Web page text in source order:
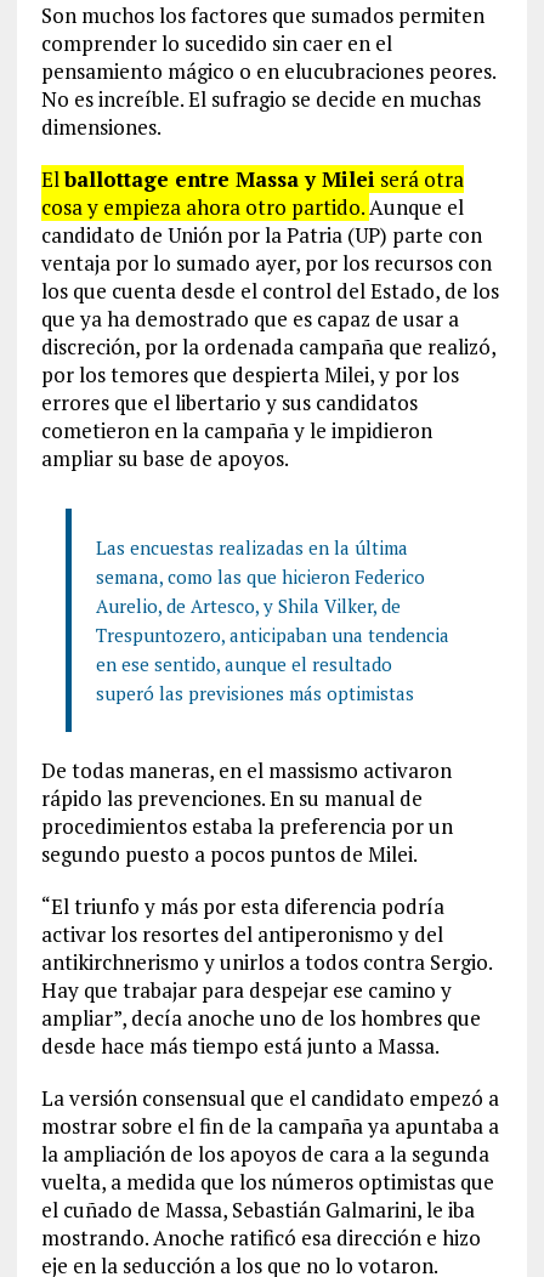
Son muchos los factores que sumados permiten
comprender lo sucedido sin caer en el
pensamiento mágico o en elucubraciones peores.
No es increíble. El sufragio se decide en muchas
dimensiones.
Elballottage entre Massa y Milei será otra
cosa y empieza ahora otro partido.Aunque el
candidato de Unión por la Patria (UP) parte con
ventaja por lo sumado ayer, por los recursos con
los que cuenta desde el control del Estado, de los
que ya ha demostrado que es capaz de usar a
discreción, por la ordenada campaña que realizó,
por los temores que despierta Milei, y por los
errores que el libertario y sus candidatos
cometieron en la campaña y le impidieron
ampliar su base de apoyos.
Las encuestas realizadas en la última
semana, como las que hicieron Federico
Aurelio, de Artesco, y Shila Vilker, de
Trespuntozero, anticipaban una tendencia
en ese sentido, aunque el resultado
superó las previsiones más optimistas
De todas maneras, en el massismo activaron
rápido las prevenciones. En su manual de
procedimientos estaba la preferencia por un
segundo puesto a pocos puntos de Milei.
“El triunfo y más por esta diferencia podría
activar los resortes del antiperonismo y del
antikirchnerismo y unirlos a todos contra Sergio.
Hay que trabajar para despejar ese camino y
ampliar”, decía anoche uno de los hombres que
desde hace más tiempo está junto a Massa.
La versión consensual que el candidato empezó a
mostrar sobre el fin de la campaña ya apuntaba a
la ampliación de los apoyos de cara a la segunda
vuelta, a medida que los números optimistas que
el cuñado de Massa, Sebastián Galmarini, le iba
mostrando. Anoche ratificó esa dirección e hizo
eje en la seducción a los que no lo votaron.